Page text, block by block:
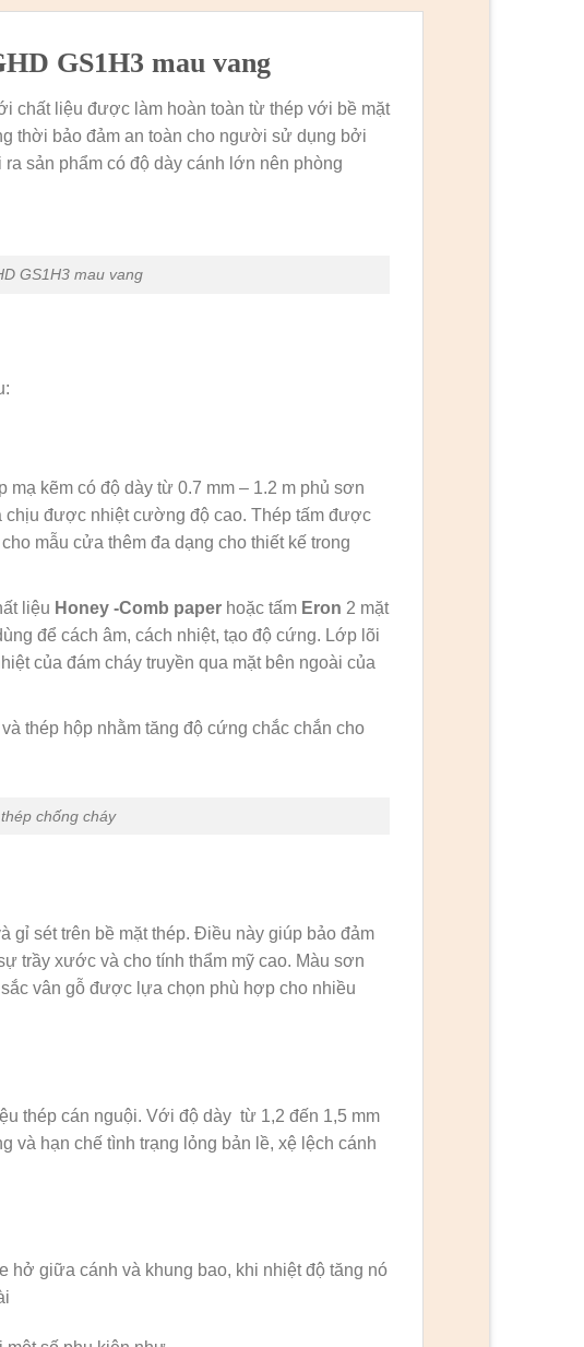
GS1H3 mau vang
chất liệu được làm hoàn toàn từ thép với bề mặt
thời bảo đảm an toàn cho người sử dụng bởi
sản phẩm có độ dày cánh lớn nên phòng
GS1H3 mau vang
kẽm có độ dày từ 0.7 mm – 1.2 m phủ sơn
chịu được nhiệt cường độ cao. Thép tấm được
mẫu cửa thêm đa dạng cho thiết kế trong
liệu Honey -Comb paper hoặc tấm Eron 2 mặt
để cách âm, cách nhiệt, tạo độ cứng. Lớp lõi
của đám cháy truyền qua mặt bên ngoài của
thép hộp nhằm tăng độ cứng chắc chắn cho
chống cháy
sét trên bề mặt thép. Điều này giúp bảo đảm
trầy xước và cho tính thẩm mỹ cao. Màu sơn
vân gỗ được lựa chọn phù hợp cho nhiều
thép cán nguội. Với độ dày từ 1,2 đến 1,5 mm
và hạn chế tình trạng lỏng bản lề, xệ lệch cánh
hở giữa cánh và khung bao, khi nhiệt độ tăng nó